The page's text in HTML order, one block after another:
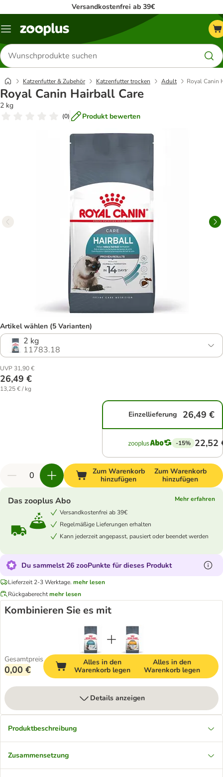
Versandkostenfrei ab 39€
Menü
Produkte
suchen
Katzenfutter & Zubehör Katzenfutter trocken Adult Royal Canin
Royal Canin Hairball Care
2 kg
(0) Produkt bewerten
Artikel wählen (5 Varianten)
2 kg
11783.18
UVP 31,90 €
26,49 €
13,25 € / kg
Einzellieferung 26,49 €
-15% 22,52
Zum Warenkorb
hinzufügen
Zum Warenkorb
hinzufügen
Das zooplus Abo
Mehr erfahren
Versandkostenfrei ab 39€
Regelmäßige Lieferungen erhalten
Kann jederzeit angepasst, pausiert oder beendet werden
Du sammelst 26 zooPunkte für dieses Produkt
Lieferzeit 2-3 Werktage. mehr lesen
Rückgaberechtmehr lesen
Kombinieren Sie es mit
Gesamtpreis
0,00 €
Alles in den
Warenkorb legen
Alles in den
Warenkorb legen
Details anzeigen
Produktbeschreibung
Zusammensetzung